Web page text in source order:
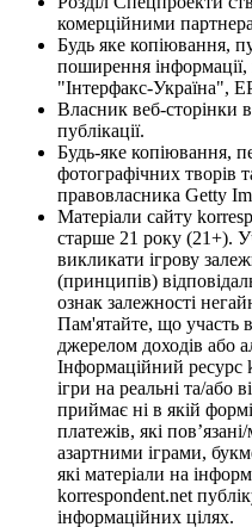
комерційними
Будь яке копіювання,
поширення
"Інтерфакс-Україна",
Власник веб-сторінки
публікації.
Будь-яке копіювання,
фотографічних творів
правовласника Getty
Матеріали сайту
старше 21 року (21+).
викликати ігрову
(принципів)
ознак залежності
Пам'ятайте, що участь
джерелом доходів або
Інформаційний ресурс
ігри на реальні та/або
приймає ні в якій
платежів, які
азартними іграми,
які матеріали на
korrespondent.net
інформаційних цілях.